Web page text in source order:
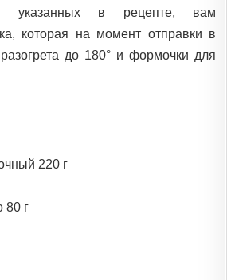
указанных в рецепте, вам
которая на момент отправки в
до 180° и формочки для
220 г
80 г